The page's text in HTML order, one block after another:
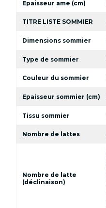
Epaisseur ame (cm)
TITRE LISTE SOMMIER
Dimensions sommier
Type de sommier
Couleur du sommier
Epaisseur sommier (cm)
Tissu sommier
Nombre de lattes
Nombre de latte
(déclinaison)